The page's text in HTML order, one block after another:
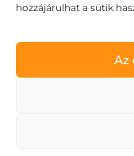
hozzájárulhat a sütik
Az
Általános
© Wild